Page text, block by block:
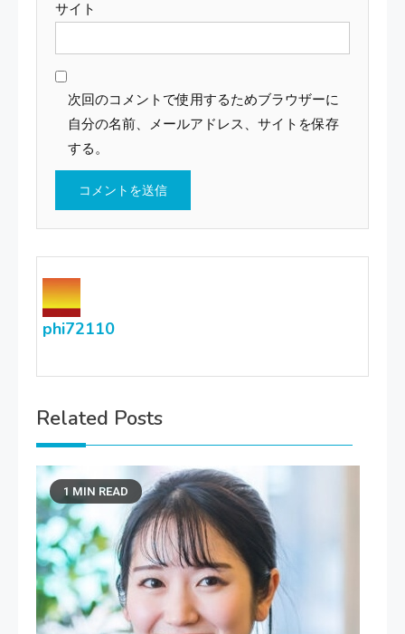
サイト
次回のコメントで使用するためブラウザーに
自分の名前、メールアドレス、サイトを保存
する。
phi72110
Related Posts
1 MIN READ